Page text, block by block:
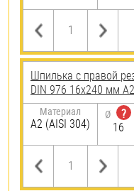
Шпилька с правой
DIN 976 16х240 мм
Материал
А2 (AISI 304)
Ø
?
16